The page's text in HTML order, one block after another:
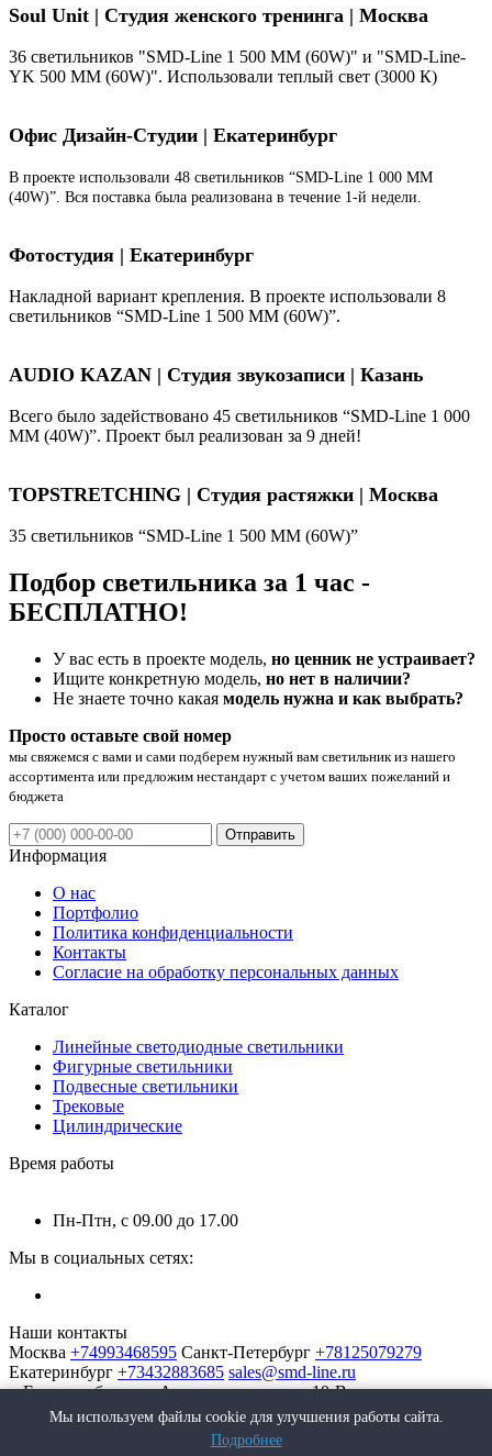
Soul Unit | Студия женского тренинга | Москва
36 светильников "SMD-Line 1 500 ММ (60W)" и "SMD-Line-
YK 500 ММ (60W)". Использовали теплый свет (3000 К)
Офис Дизайн-Студии | Екатеринбург
В проекте использовали 48 светильников “SMD-Line 1 000 ММ
(40W)”. Вся поставка была реализована в течение 1-й недели.
Фотостудия | Екатеринбург
Накладной вариант крепления. В проекте использовали 8
светильников “SMD-Line 1 500 ММ (60W)”.
AUDIO KAZAN | Студия звукозаписи | Казань
Всего было задействовано 45 светильников “SMD-Line 1 000
ММ (40W)”. Проект был реализован за 9 дней!
TOPSTRETCHING | Студия растяжки | Москва
35 светильников “SMD-Line 1 500 ММ (60W)”
Подбор светильника за 1 час -
БЕСПЛАТНО!
У вас есть в проекте модель, но ценник не устраивает?
Ищите конкретную модель, но нет в наличии?
Не знаете точно какая модель нужна и как выбрать?
Просто оставьте свой номер
мы свяжемся с вами и сами подберем нужный вам светильник из нашего
ассортимента или предложим нестандарт с учетом ваших пожеланий и
бюджета
Отправить
Информация
О нас
Портфолио
Политика конфиденциальности
Контакты
Согласие на обработку персональных данных
Каталог
Линейные светодиодные светильники
Фигурные светильники
Подвесные светильники
Трековые
Цилиндрические
Время работы
Пн-Птн, с 09.00 до 17.00
Мы в социальных сетях:
Наши контакты
Москва +74993468595 Санкт-Петербург +78125079279
Екатеринбург +73432883685 sales@smd-line.ru
г. Екатеринбург, ул. Автомагистральная 10-В
Мы используем файлы cookie для улучшения работы сайта.
Подробнее